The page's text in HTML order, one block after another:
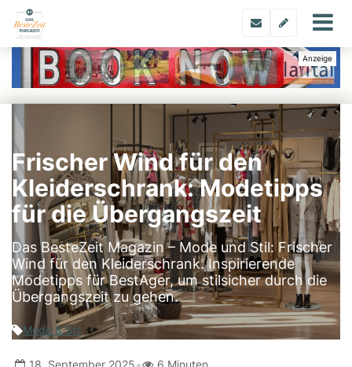
Frischer Wind für den
Kleiderschrank: Modetipps
für die Übergangszeit
Das BesteZeit Magazin – Mode und Stil: Frischer
Wind für den Kleiderschrank. Inspirierende
Modetipps für BestAger, um stilsicher durch die
Übergangszeit zu gehen.
Mode & Stil